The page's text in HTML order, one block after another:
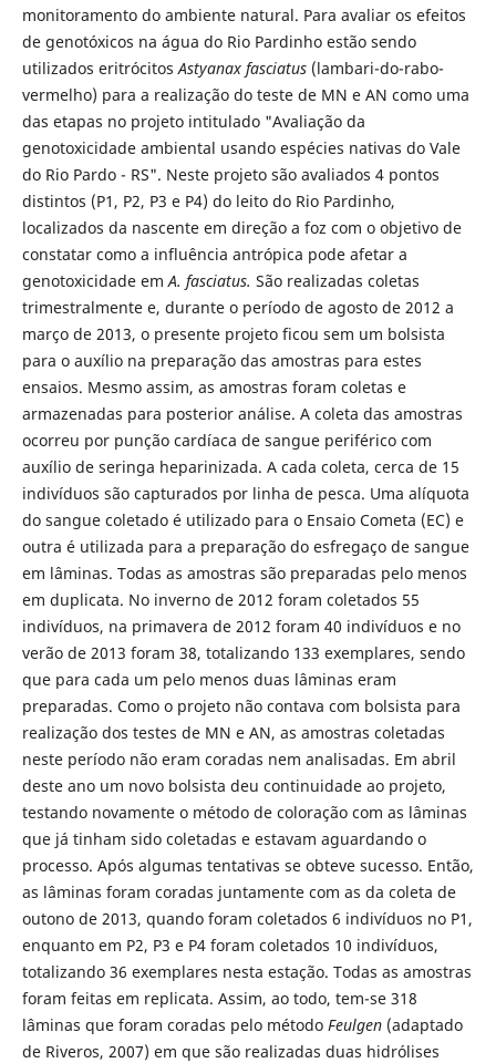
monitoramento do ambiente natural. Para avaliar os efeitos
de genotóxicos na água do Rio Pardinho estão sendo
utilizados eritrócitosAstyanax fasciatus (lambari-do-rabo-
vermelho) para a realização do teste de MN e AN como uma
das etapas no projeto intitulado "Avaliação da
genotoxicidade ambiental usando espécies nativas do Vale
do Rio Pardo - RS". Neste projeto são avaliados 4 pontos
distintos (P1, P2, P3 e P4) do leito do Rio Pardinho,
localizados da nascente em direção a foz com o objetivo de
constatar como a influência antrópica pode afetar a
genotoxicidade emA. fasciatus. São realizadas coletas
trimestralmente e, durante o período de agosto de 2012 a
março de 2013, o presente projeto ficou sem um bolsista
para o auxílio na preparação das amostras para estes
ensaios. Mesmo assim, as amostras foram coletas e
armazenadas para posterior análise. A coleta das amostras
ocorreu por punção cardíaca de sangue periférico com
auxílio de seringa heparinizada. A cada coleta, cerca de 15
indivíduos são capturados por linha de pesca. Uma alíquota
do sangue coletado é utilizado para o Ensaio Cometa (EC) e
outra é utilizada para a preparação do esfregaço de sangue
em lâminas. Todas as amostras são preparadas pelo menos
em duplicata. No inverno de 2012 foram coletados 55
indivíduos, na primavera de 2012 foram 40 indivíduos e no
verão de 2013 foram 38, totalizando 133 exemplares, sendo
que para cada um pelo menos duas lâminas eram
preparadas. Como o projeto não contava com bolsista para
realização dos testes de MN e AN, as amostras coletadas
neste período não eram coradas nem analisadas. Em abril
deste ano um novo bolsista deu continuidade ao projeto,
testando novamente o método de coloração com as lâminas
que já tinham sido coletadas e estavam aguardando o
processo. Após algumas tentativas se obteve sucesso. Então,
as lâminas foram coradas juntamente com as da coleta de
outono de 2013, quando foram coletados 6 indivíduos no P1,
enquanto em P2, P3 e P4 foram coletados 10 indivíduos,
totalizando 36 exemplares nesta estação. Todas as amostras
foram feitas em replicata. Assim, ao todo, tem-se 318
lâminas que foram coradas pelo método Feulgen(adaptado
de Riveros, 2007) em que são realizadas duas hidrólises